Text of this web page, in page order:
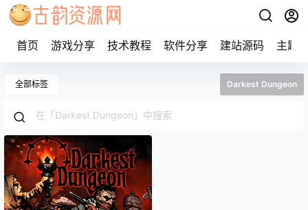
首页 游戏分享 技术教程 软件分享 建站源码 主题
全部标签 Darkest Dungeon